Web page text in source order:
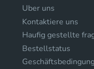
Uber uns
Kontaktiere uns
Haufig gestellte
Bestellstatus